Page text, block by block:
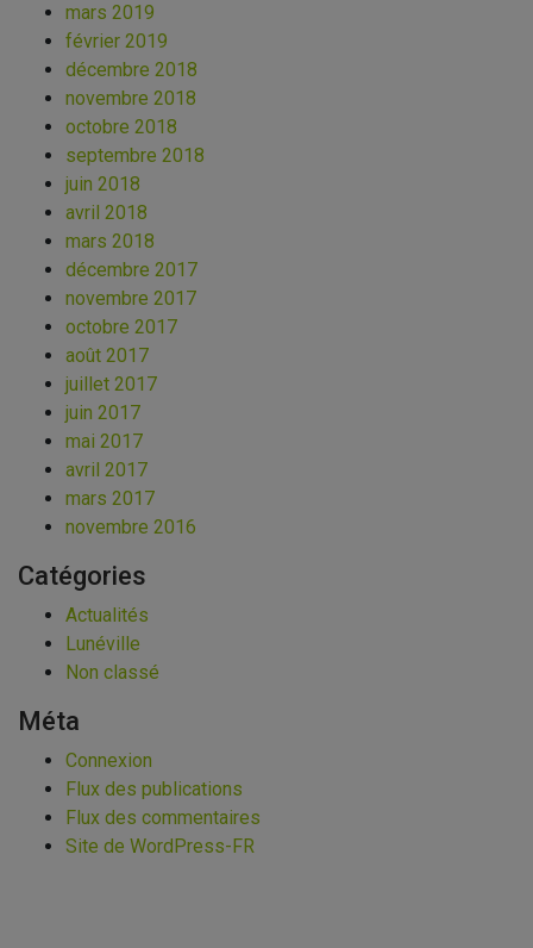
mars 2019
février 2019
décembre 2018
novembre 2018
octobre 2018
septembre 2018
juin 2018
avril 2018
mars 2018
décembre 2017
novembre 2017
octobre 2017
août 2017
juillet 2017
juin 2017
mai 2017
avril 2017
mars 2017
novembre 2016
Catégories
Actualités
Lunéville
Non classé
Méta
Connexion
Flux des publications
Flux des commentaires
Site de WordPress-FR